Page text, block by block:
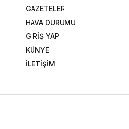
GAZETELER
HAVA DURUMU
GİRİŞ YAP
KÜNYE
İLETİŞİM